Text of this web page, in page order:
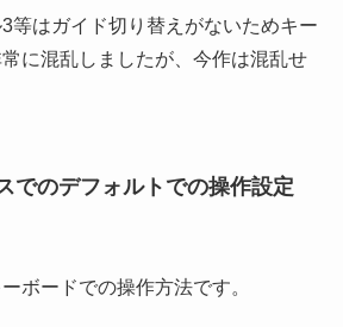
等はガイド切り替えがないためキー
に混乱しましたが、今作は混乱せ
でのデフォルトでの操作設定
ボードでの操作方法です。